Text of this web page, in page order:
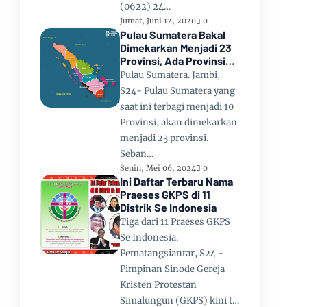
(0622) 24…
Jumat, Juni 12, 2020 0
Pulau Sumatera Bakal
Dimekarkan Menjadi 23
Provinsi, Ada Provinsi
Toba Raya dan Provinsi
Tapanuli
Pulau Sumatera. Jambi,
S24- Pulau Sumatera yang
saat ini terbagi menjadi 10
Provinsi, akan dimekarkan
menjadi 23 provinsi.
Seban…
Senin, Mei 06, 2024 0
Ini Daftar Terbaru Nama
Praeses GKPS di 11
Distrik Se Indonesia
Tiga dari 11 Praeses GKPS
Se Indonesia.
Pematangsiantar, S24 -
Pimpinan Sinode Gereja
Kristen Protestan
Simalungun (GKPS) kini t…